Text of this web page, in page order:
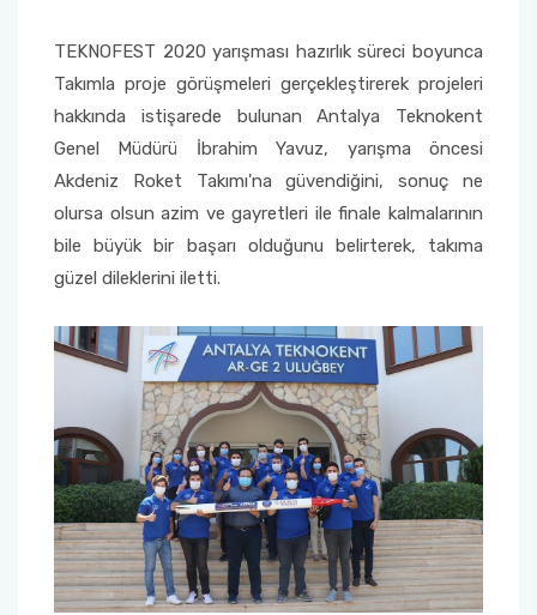
TEKNOFEST 2020 yarışması hazırlık süreci boyunca
Takımla proje görüşmeleri gerçekleştirerek projeleri
hakkında istişarede bulunan Antalya Teknokent
Genel Müdürü İbrahim Yavuz, yarışma öncesi
Akdeniz Roket Takımı'na güvendiğini, sonuç ne
olursa olsun azim ve gayretleri ile finale kalmalarının
bile büyük bir başarı olduğunu belirterek, takıma
güzel dileklerini iletti.